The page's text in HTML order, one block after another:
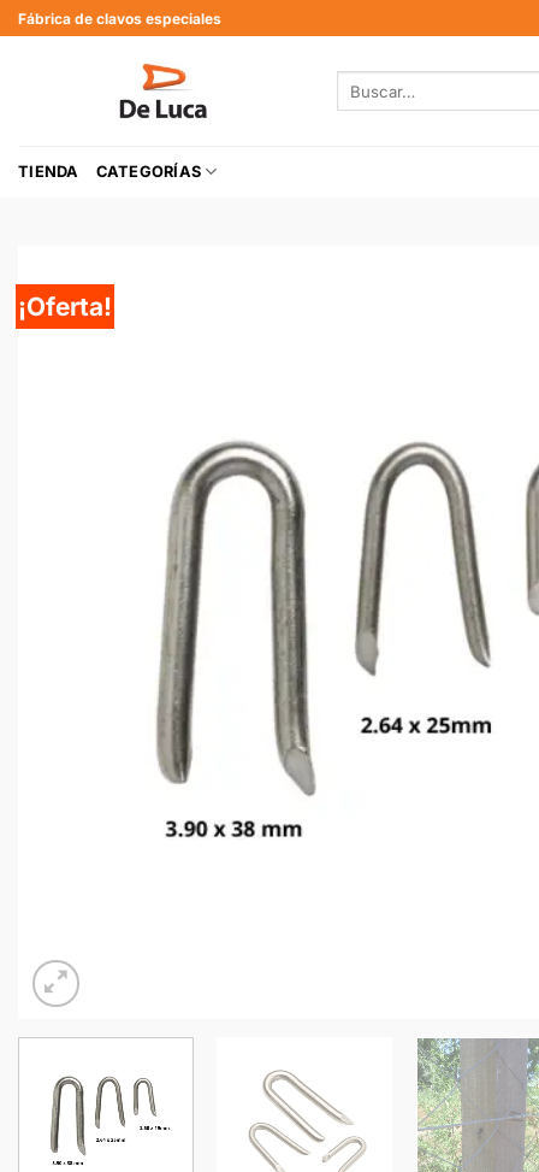
Fábrica de clavos especiales
TIENDA CATEGORÍAS
¡Oferta!